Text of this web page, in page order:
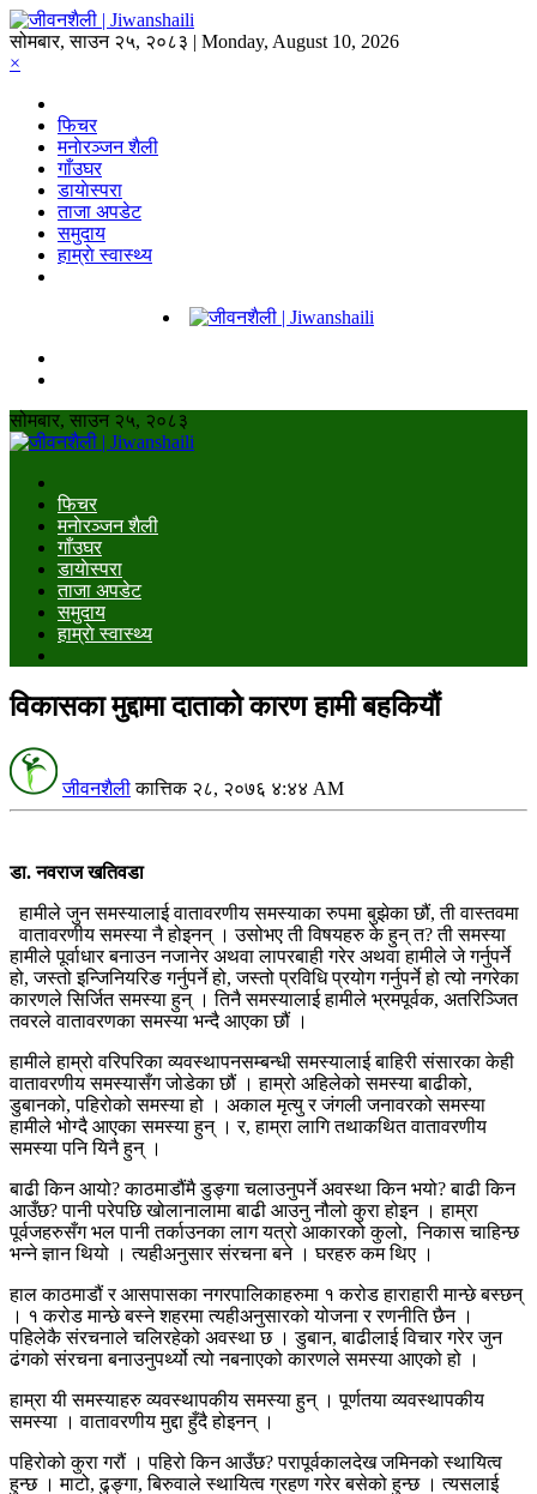
सोमबार, साउन २५, २०८३ | Monday, August 10, 2026
×
फिचर
मनाेरञ्जन शैली
गाँउघर
डायाेस्परा
ताजा अपडेट
समुदाय
हाम्राे स्वास्थ्य
सोमबार, साउन २५, २०८३
फिचर
मनाेरञ्जन शैली
गाँउघर
डायाेस्परा
ताजा अपडेट
समुदाय
हाम्राे स्वास्थ्य
विकासका मुद्दामा दाताको कारण हामी बहकियाैं
जीवनशैली कात्तिक २८, २०७६ ४:४४ AM
डा. नवराज खतिवडा
हामीले जुन समस्यालाई वातावरणीय समस्याका रुपमा बुझेका छौं, ती वास्तवमा
वातावरणीय समस्या नै होइनन् । उसोभए ती विषयहरु के हुन् त? ती समस्या
हामीले पूर्वाधार बनाउन नजानेर अथवा लापरबाही गरेर अथवा हामीले जे गर्नुपर्ने
हो, जस्तो इन्जिनियरिङ गर्नुपर्ने हो, जस्तो प्रविधि प्रयोग गर्नुपर्ने हो त्यो नगरेका
कारणले सिर्जित समस्या हुन् । तिनै समस्यालाई हामीले भ्रमपूर्वक, अतरिञ्‍जित
तवरले वातावरणका समस्या भन्दै आएका छौं ।
हामीले हाम्रो वरिपरिका व्यवस्थापनसम्बन्धी समस्यालाई बाहिरी संसारका केही
वातावरणीय समस्यासँग जोडेका छौं । हाम्रो अहिलेको समस्या बाढीको,
डुबानको, पहिरोको समस्या हो । अकाल मृत्यु र जंगली जनावरको समस्या
हामीले भोग्दै आएका समस्या हुन् । र, हाम्रा लागि तथाकथित वातावरणीय
समस्या पनि यिनै हुन् ।
बाढी किन आयो? काठमाडौंमै डुङ्‍गा चलाउनुपर्ने अवस्था किन भयो? बाढी किन
आउँछ? पानी परेपछि खोलानालामा बाढी आउनु नौलो कुरा होइन । हाम्रा
पूर्वजहरुसँग भल पानी तर्काउनका लाग यत्रो आकारको कुलो, निकास चाहिन्छ
भन्ने ज्ञान थियो । त्यहीअनुसार संरचना बने । घरहरु कम थिए ।
हाल काठमाडौं र आसपासका नगरपालिकाहरुमा १ करोड हाराहारी मान्छे बस्छन्
। १ करोड मान्छे बस्ने शहरमा त्यहीअनुसारको योजना र रणनीति छैन ।
पहिलेकै संरचनाले चलिरहेको अवस्था छ । डुबान, बाढीलाई विचार गरेर जुन
ढंगको संरचना बनाउनुपर्थ्यो त्यो नबनाएको कारणले समस्या आएको हो ।
हाम्रा यी समस्याहरु व्यवस्थापकीय समस्या हुन् । पूर्णतया व्यवस्थापकीय
समस्या । वातावरणीय मुद्दा हुँदै होइनन् ।
पहिरोको कुरा गरौं । पहिरो किन आउँछ? परापूर्वकालदेख जमिनको स्थायित्व
हुन्छ । माटो, ढुङ्गा, बिरुवाले स्थायित्व ग्रहण गरेर बसेको हुन्छ । त्यसलाई